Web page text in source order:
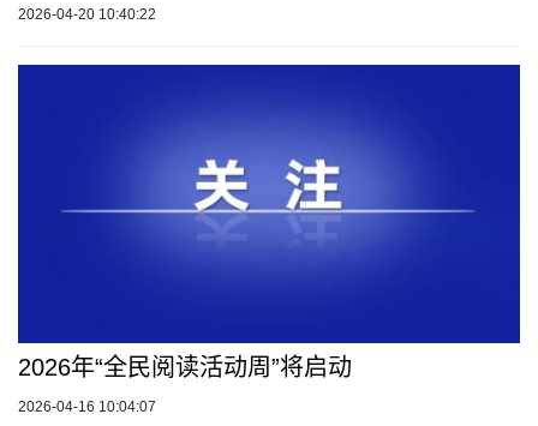
2026-04-20 10:40:22
2026年“全民阅读活动周”将启动
2026-04-16 10:04:07